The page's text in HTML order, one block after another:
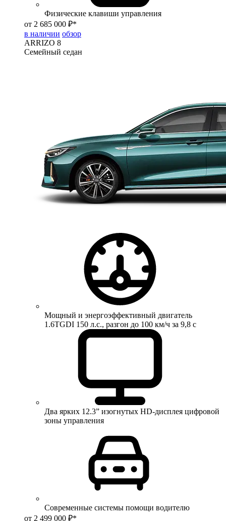
Физические клавиши управления
от 2 685 000 ₽*
в наличии обзор
ARRIZO 8
Семейный седан
Мощный и энергоэффективный двигатель
1.6TGDI 150 л.с., разгон до 100 км/ч за 9,8 с
Два ярких 12.3” изогнутых HD-дисплея цифровой
зоны управления
Современные системы помощи водителю
от 2 499 000 ₽*